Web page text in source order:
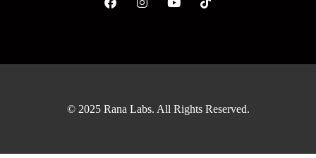
© 2025 Rana Labs. All Rights Reserved.